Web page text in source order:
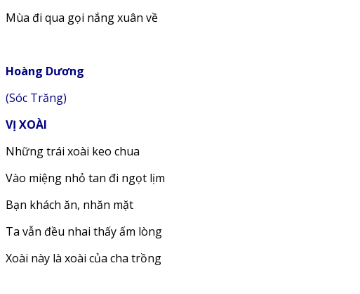
Mùa đi qua gọi nắng xuân về
Hoàng Dương
(Sóc Trăng)
VỊ XOÀI
Những trái xoài keo chua
Vào miệng nhỏ tan đi ngọt lịm
Bạn khách ăn, nhăn mặt
Ta vẫn đều nhai thấy ấm lòng
Xoài này là xoài của cha trồng